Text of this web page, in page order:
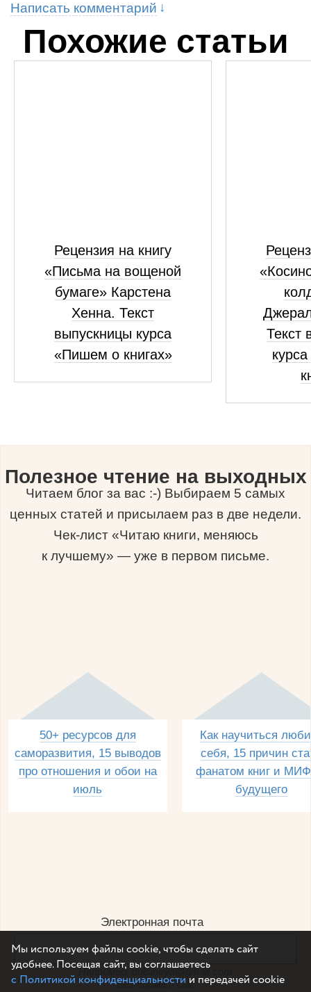
Написать комментарий
Похожие статьи
Рецензия на книгу
«Письма на вощеной
бумаге» Карстена
Хенна. Текст
выпускницы курса
«Пишем о книгах»
Текст
Полезное чтение на выходных
Читаем блог за вас :-) Выбираем 5 самых
ценных статей и присылаем раз в две недели.
Чек-лист «Читаю книги, меняюсь
к лучшему» — уже в первом письме.
50+ ресурсов для
саморазвития, 15 выводов
про отношения и обои на
июль
Как научиться
себя, 15 причин
фанатом книг и
будущего
Электронная почта
Например, dulsineya@gmail.com
Без спама и смс
Мы используем файлы cookie, чтобы сделать сайт
удобнее. Посещая сайт, вы соглашаетесь
с Политикой конфиденциальности и передачей cookie